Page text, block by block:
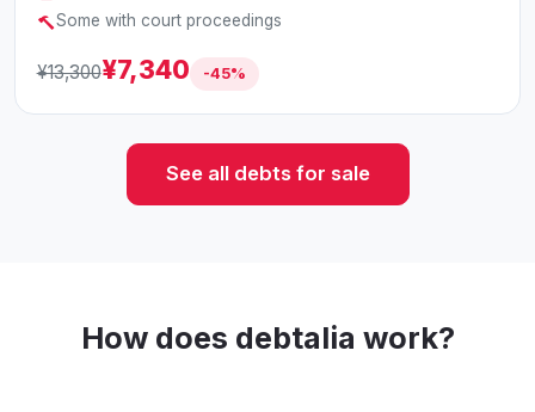
Some with court proceedings
¥13,300¥7,340 -45%
See all debts for sale
How does debtalia work?